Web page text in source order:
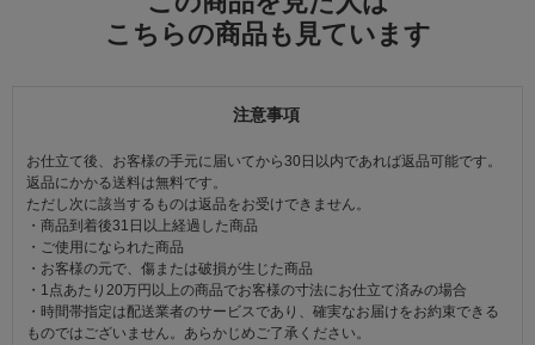
こちらの商品も見ています
注意事項
お仕立て後、お客様の手元に届いてから30日以内であれば返品可能です。
返品にかかる送料は無料です。
ただし次に該当するものは返品をお受けできません。
・商品到着後31日以上経過した商品
・ご使用になられた商品
・お客様の元で、傷または破損が生じた商品
・1点あたり20万円以上の商品でお客様の寸法にお仕立て済みの場合
・時間帯指定は配送業者のサービスであり、確実なお届けをお約束できる
ものではございません。あらかじめご了承ください。